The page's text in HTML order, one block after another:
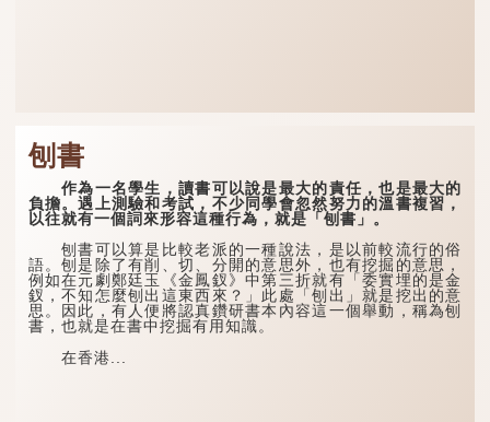
刨書
作為一名學生，讀書可以說是最大的責任，也是最大的
負擔。遇上測驗和考試，不少同學會忽然努力的溫書複習，
以往就有一個詞來形容這種行為，就是「刨書」。
刨書可以算是比較老派的一種說法，是以前較流行的俗
語。刨是除了有削、切、分開的意思外，也有挖掘的意思，
例如在元劇鄭廷玉《金鳳釵》中第三折就有「委實埋的是金
釵，不知怎麼刨出這東西來？」此處「刨出」就是挖出的意
思。因此，有人便將認真鑽研書本內容這一個舉動，稱為刨
書，也就是在書中挖掘有用知識。
在香港...